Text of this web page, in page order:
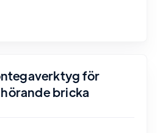
för
bricka